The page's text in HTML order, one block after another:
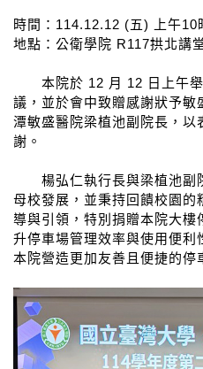
時間： 114.12.12 (五) 上午10
地點：公衛學院 R117拱北講
本院於 12 月 12 日上午
議，並於會中致贈感謝狀予
潭敏盛醫院梁植池副院長，以
謝。
楊弘仁執行長與梁植池副
母校發展，並秉持回饋校園
導與引領，特別捐贈本院大樓
升停車場管理效率與使用便利
本院營造更加友善且便捷的停